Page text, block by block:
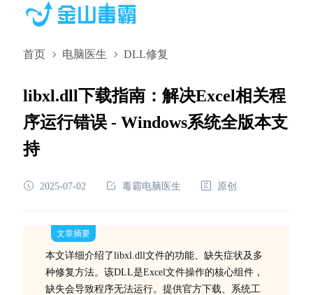
首页 电脑医生 DLL修复
libxl.dll下载指南：解决Excel相关程
序运行错误 - Windows系统全版本支
持
2025-07-02 毒霸电脑医生 原创
文章摘要
本文详细介绍了libxl.dll文件的功能、缺失症状及多
种修复方法。该DLL是Excel文件操作的核心组件，
缺失会导致程序无法运行。提供官方下载、系统工